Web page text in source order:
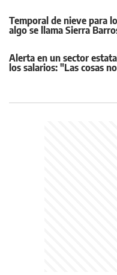
Temporal de nieve para
algo se llama Sierra
Alerta en un sector
los salarios: "Las cosas